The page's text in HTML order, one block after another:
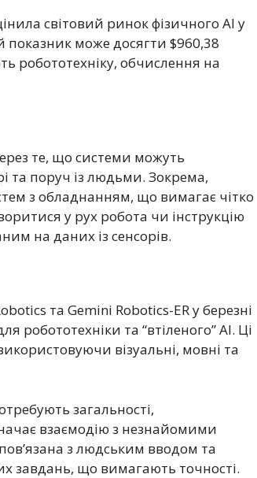
світовий ринок фізичного AI у
показник може досягти $960,38
робототехніку, обчислення на
те, що системи можуть
та поруч із людьми. Зокрема,
з обладнанням, що вимагає чітко
у рух робота чи інструкцію
на даних із сенсорів.
та Gemini Robotics-ER у березні
робототехніки та “втіленого” AI. Ці
візуальні, мовні та
загальності,
взаємодію з незнайомими
з людським вводом та
завдань, що вимагають точності.